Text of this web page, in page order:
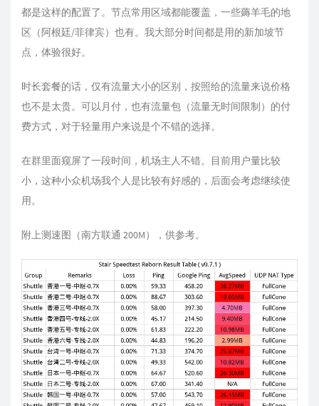
都是这样的配置了。节点常用区域都能覆盖，一些薅羊毛的地
区（阿根廷/菲律宾）也有。我大部分时间都是用的新加坡节
点，体验很好。
时长套餐的话，仅有流量大小的区别，按照给的流量来说价格
也不是太贵。可以月付，也有流量包（流量无时间限制）的付
费方式，对于轻量用户来说是个不错的选择。
在群里面窥屏了一段时间，机场主人不错。目前用户量比较
小，这种小众机场我个人是比较有好感的，后面会考虑继续使
用。
附上测速图（南方联通 200M），供参考。